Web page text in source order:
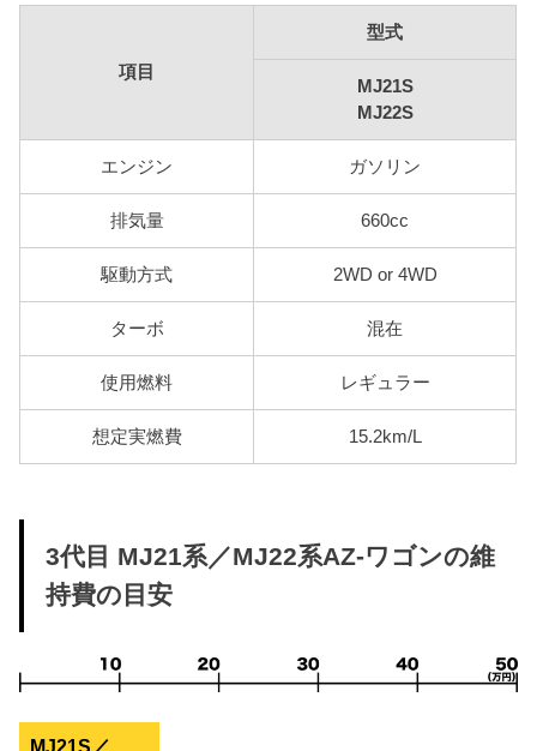
項目
型式
MJ21S
MJ22S
エンジン ガソリン
排気量 660cc
駆動方式 2WD or 4WD
ターボ 混在
使用燃料 レギュラー
想定実燃費 15.2km/L
3代目 MJ21系／MJ22系AZ-ワゴンの維
持費の目安
MJ21S／